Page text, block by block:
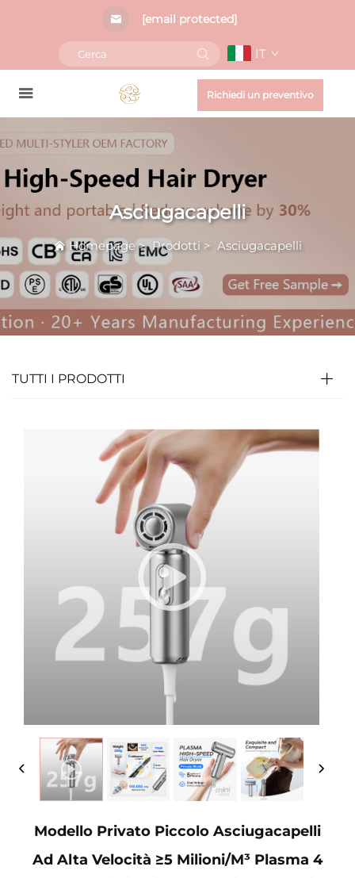
[email protected]
IT
Richiedi un preventivo
Asciugacapelli
Homepage> Prodotti > Asciugacapelli
TUTTI I PRODOTTI
Modello Privato Piccolo Asciugacapelli
Ad Alta Velocità ≥5 Milioni/m³ Plasma 4